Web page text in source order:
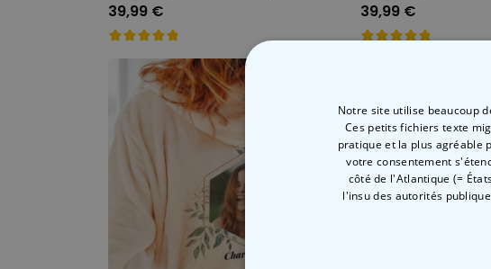
39,99 €
39,99 €
Notre site utilise beaucoup
Ces petits fichiers texte
pratique et la plus agréable
votre consentement
côté de l'Atlantique (=
l'insu des autorités